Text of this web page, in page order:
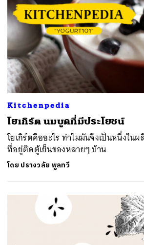
Kitchenpedia
โยเกิร์ต นมบูดที่มีประโยชน์
โยเกิร์ตคืออะไร ทำไมมันจึงเป็นหนึ่งใ
ที่อยู่ติดตู้เย็นของหลายๆ บ้าน
โดย ปรางวลัย พูลทวี